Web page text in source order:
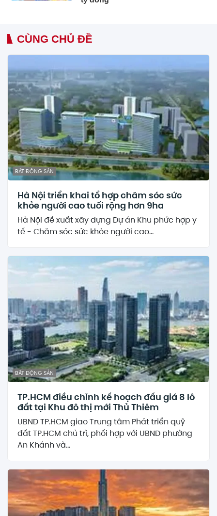
CÙNG CHỦ ĐỀ
BẤT ĐỘNG SẢN
Hà Nội triển khai tổ hợp chăm sóc sức
khỏe người cao tuổi rộng hơn 9ha
Hà Nội đề xuất xây dựng Dự án Khu phức hợp y
tế - Chăm sóc sức khỏe người cao...
BẤT ĐỘNG SẢN
TP.HCM điều chỉnh kế hoạch đấu giá 8 lô
đất tại Khu đô thị mới Thủ Thiêm
UBND TP.HCM giao Trung tâm Phát triển quỹ
đất TP.HCM chủ trì, phối hợp với UBND phường
An Khánh và...